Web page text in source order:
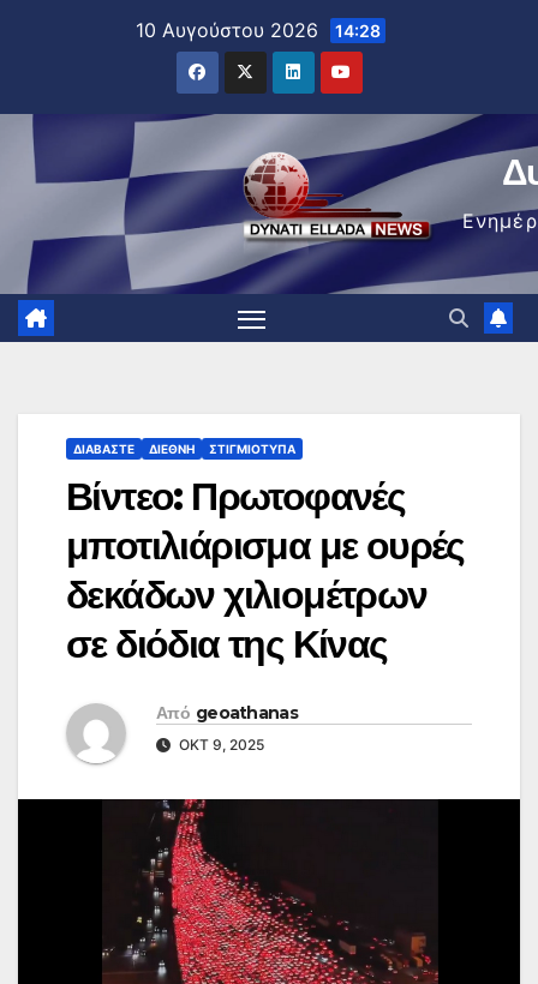
10 Αυγούστου 2026 14:28
ΔΙΑΒΆΣΤΕ ΔΙΕΘΝΉ ΣΤΙΓΜΙΌΤΥΠΑ
Βίντεο: Πρωτοφανές
μποτιλιάρισμα με ουρές
δεκάδων χιλιομέτρων
σε διόδια της Κίνας
Από geoathanas
ΟΚΤ 9, 2025